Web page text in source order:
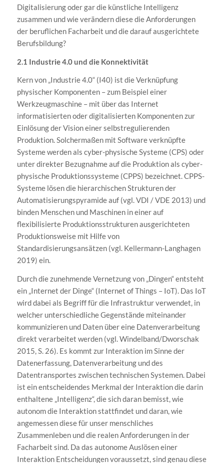
Digitalisierung oder gar die künstliche Intelligenz
zusammen und wie verändern diese die Anforderungen
der beruflichen Facharbeit und die darauf ausgerichtete
Berufsbildung?
2.1 Industrie 4.0 und die Konnektivität
Kern von „Industrie 4.0“ (I40) ist die Verknüpfung
physischer Komponenten – zum Beispiel einer
Werkzeugmaschine – mit über das Internet
informatisierten oder digitalisierten Komponenten zur
Einlösung der Vision einer selbstregulierenden
Produktion. Solchermaßen mit Software verknüpfte
Systeme werden als cyber-physische Systeme (CPS) oder
unter direkter Bezugnahme auf die Produktion als cyber-
physische Produktionssysteme (CPPS) bezeichnet. CPPS-
Systeme lösen die hierarchischen Strukturen der
Automatisierungspyramide auf (vgl. VDI / VDE 2013) und
binden Menschen und Maschinen in einer auf
flexibilisierte Produktionsstrukturen ausgerichteten
Produktionsweise mit Hilfe von
Standardisierungsansätzen (vgl. Kellermann-Langhagen
2019) ein.
Durch die zunehmende Vernetzung von „Dingen“ entsteht
ein „Internet der Dinge“ (Internet of Things – IoT). Das IoT
wird dabei als Begriff für die Infrastruktur verwendet, in
welcher unterschiedliche Gegenstände miteinander
kommunizieren und Daten über eine Datenverarbeitung
direkt verarbeitet werden (vgl. Windelband/Dworschak
2015, S. 26). Es kommt zur Interaktion im Sinne der
Datenerfassung, Datenverarbeitung und des
Datentransportes zwischen technischen Systemen. Dabei
ist ein entscheidendes Merkmal der Interaktion die darin
enthaltene „Intelligenz“, die sich daran bemisst, wie
autonom die Interaktion stattfindet und daran, wie
angemessen diese für unser menschliches
Zusammenleben und die realen Anforderungen in der
Facharbeit sind. Da das autonome Auslösen einer
Interaktion Entscheidungen voraussetzt, sind genau diese